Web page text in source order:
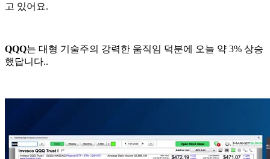
고 있어요.
QQQ는 대형 기술주의 강력한 움직임 덕분에 오늘 약 3% 상승
했답니다..